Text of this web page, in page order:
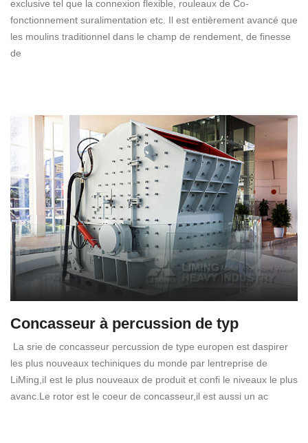
exclusive tel que la connexion flexible, rouleaux de Co-
fonctionnement suralimentation etc. Il est entièrement avancé que
les moulins traditionnel dans le champ de rendement, de finesse
de
Concasseur à percussion de typ
La srie de concasseur percussion de type europen est daspirer
les plus nouveaux techiniques du monde par lentreprise de
LiMing,iI est le plus nouveaux de produit et confi le niveaux le plus
avanc.Le rotor est le coeur de concasseur,il est aussi un ac